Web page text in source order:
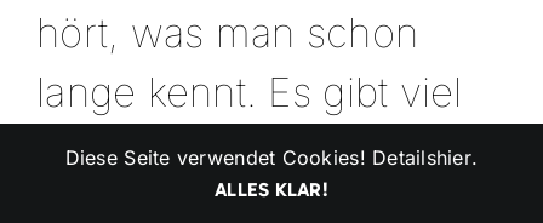
hört, was man schon
lange kennt. Es gibt viel
lohnendes akustisches
Neuland zu entdecken,
Diese Seite verwendet Cookies! Detailshier.
ALLES KLAR!